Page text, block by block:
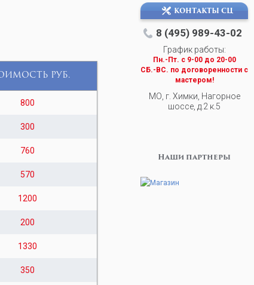
КОНТАКТЫ СЦ
8 (495) 989-43-02
График работы:
Пн.-Пт. c 9-00 до 20-00
СБ.-ВС. по договоренности с
мастером!
МО, г. Химки, Нагорное
шоссе, д.2 к.5
Наши партнеры
РУБ.
800
300
760
570
1200
200
1330
350